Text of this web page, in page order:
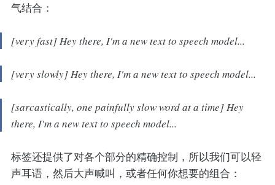
气结合：
[very fast] Hey there, I'm a new text to speech model...
[very slowly] Hey there, I'm a new text to speech model...
[sarcastically, one painfully slow word at a time] Hey
there, I'm a new text to speech model...
标签还提供了对各个部分的精确控制，所以我们可以轻
声耳语，然后大声喊叫，或者任何你想要的组合：